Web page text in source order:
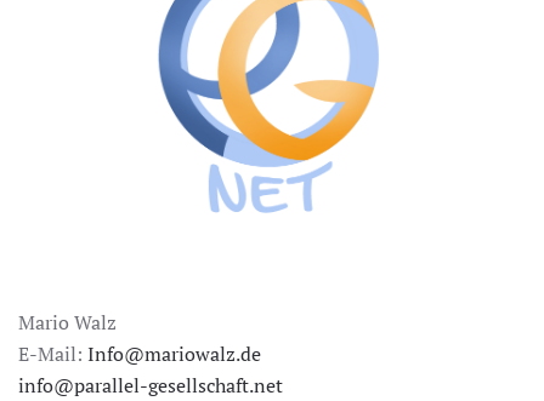
Mario Walz
E-Mail: Info@mariowalz.de
info@parallel-gesellschaft.net